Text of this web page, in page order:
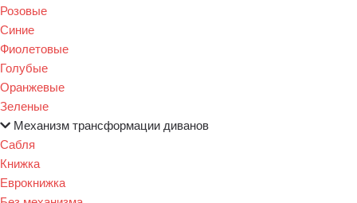
Розовые
Синие
Фиолетовые
Голубые
Оранжевые
Зеленые
Механизм трансформации диванов
Сабля
Книжка
Еврокнижка